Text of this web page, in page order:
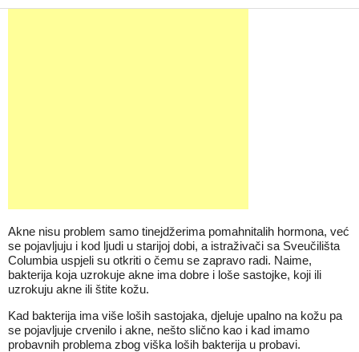
Akne nisu problem samo tinejdžerima pomahnitalih hormona, već
se pojavljuju i kod ljudi u starijoj dobi, a istraživači sa Sveučilišta
Columbia uspjeli su otkriti o čemu se zapravo radi. Naime,
bakterija koja uzrokuje akne ima dobre i loše sastojke, koji ili
uzrokuju akne ili štite kožu.
Kad bakterija ima više loših sastojaka, djeluje upalno na kožu pa
se pojavljuje crvenilo i akne, nešto slično kao i kad imamo
probavnih problema zbog viška loših bakterija u probavi.